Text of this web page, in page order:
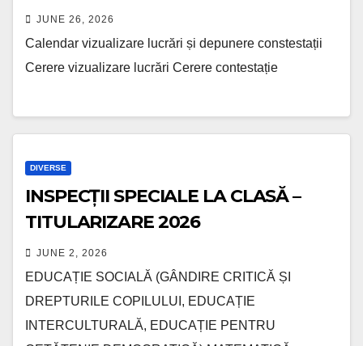
JUNE 26, 2026
Calendar vizualizare lucrări și depunere constestații
Cerere vizualizare lucrări Cerere contestație
DIVERSE
INSPECȚII SPECIALE LA CLASĂ –
TITULARIZARE 2026
JUNE 2, 2026
EDUCAȚIE SOCIALĂ (GÂNDIRE CRITICĂ ȘI
DREPTURILE COPILULUI, EDUCAȚIE
INTERCULTURALĂ, EDUCAȚIE PENTRU